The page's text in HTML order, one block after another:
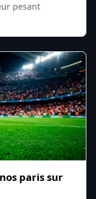
pesant
paris sur